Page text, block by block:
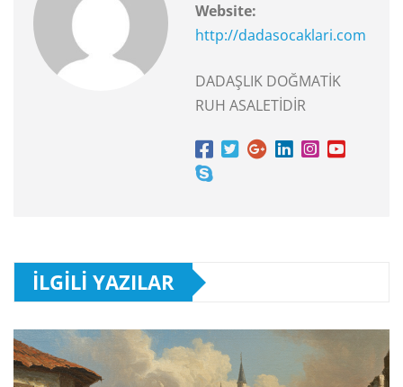
Website:
http://dadasocaklari.com
DADAŞLIK DOĞMATİK
RUH ASALETİDİR
İLGILI YAZILAR